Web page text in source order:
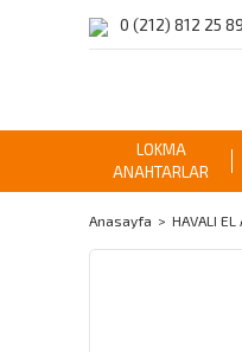
0 (212) 812 25 89
LOKMA
ANAHTARLAR
Anasayfa HAVALI EL